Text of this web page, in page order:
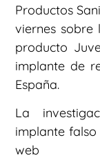
Productos
viernes sobre
producto
implante de
España.
La
implante
web